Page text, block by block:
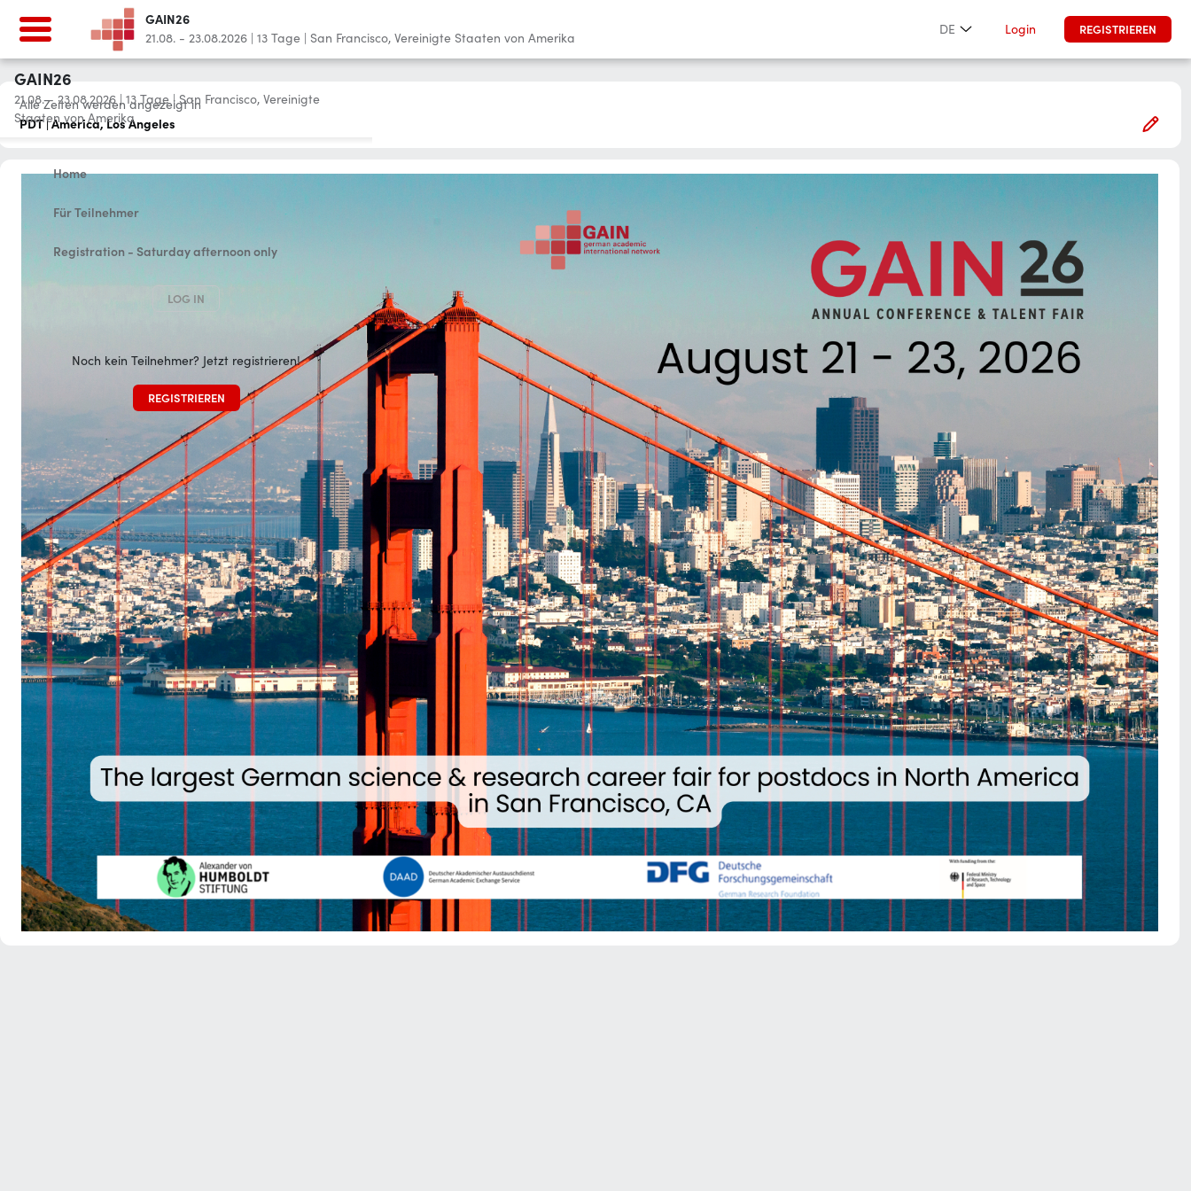
GAIN26
21.08. - 23.08.2026|13 Tage|San Francisco, Vereinigte
Staaten von Amerika
Home
Für Teilnehmer
Registration - Saturday afternoon only
LOG IN
Noch kein Teilnehmer? Jetzt registrieren!
REGISTRIEREN
GAIN26
21.08. - 23.08.2026 | 13 Tage | San Francisco, Vereinigte Staaten von Amerika
DE Login REGISTRIEREN
Alle Zeiten werden angezeigt in
PDT | America, Los Angeles